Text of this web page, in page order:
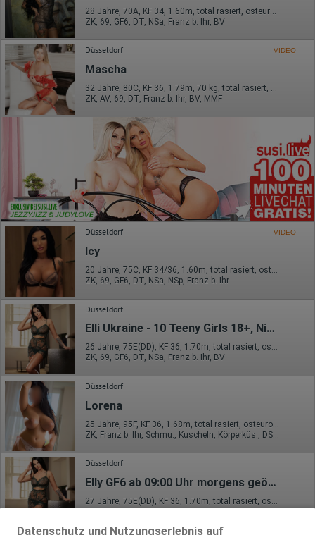
Datenschutz und Nutzungserlebnis auf
ZK, 69, GF6, DT, NSa, Franz b. Ihr, BV
Düsseldorf VIDEO
Mascha
32 Jahre, 80C, KF 36, 1.79m, 70 kg, total rasiert, osteuropäisch
ZK, AV, 69, DT, Franz b. Ihr, BV, MMF
Düsseldorf VIDEO
Icy
20 Jahre, 75C, KF 34/36, 1.60m, total rasiert, osteuropäisch
ZK, 69, GF6, DT, NSa, NSp, Franz b. Ihr
Düsseldorf
Elli Ukraine - 10 Teeny Girls 18+, Night and Day
26 Jahre, 75E(DD), KF 36, 1.70m, total rasiert, osteuropäisch
ZK, 69, GF6, DT, NSa, Franz b. Ihr, BV
Düsseldorf
Lorena
Düsseldorf
Elly GF6 ab 09:00 Uhr morgens geöffnet
27 Jahre, 75E(DD), KF 36, 1.70m, total rasiert, osteuropäisch